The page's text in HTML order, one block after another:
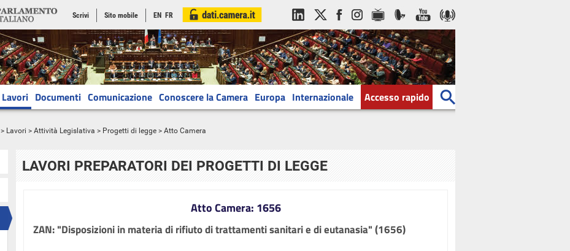
Scrivi Sito mobile EN FR
Lavori Documenti Comunicazione Conoscere la Camera Europa Internazionale Accesso rapido
> Lavori > Attività Legislativa > Progetti di legge > Atto Camera
LAVORI PREPARATORI DEI PROGETTI DI LEGGE
Atto Camera: 1656
ZAN: "Disposizioni in materia di rifiuto di trattamenti sanitari e di eutanasia" (1656)